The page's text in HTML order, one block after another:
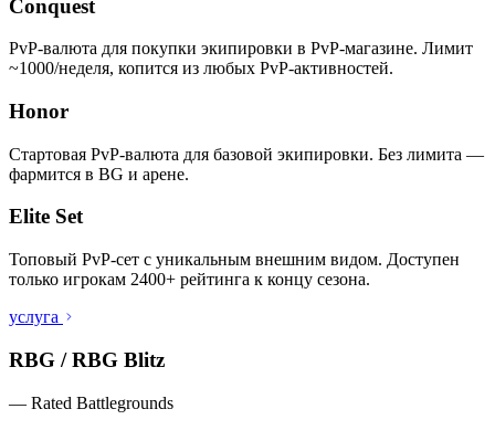
Conquest
PvP-валюта для покупки экипировки в PvP-магазине. Лимит
~1000/неделя, копится из любых PvP-активностей.
Honor
Стартовая PvP-валюта для базовой экипировки. Без лимита —
фармится в BG и арене.
Elite Set
Топовый PvP-сет с уникальным внешним видом. Доступен
только игрокам 2400+ рейтинга к концу сезона.
услуга
RBG / RBG Blitz
— Rated Battlegrounds